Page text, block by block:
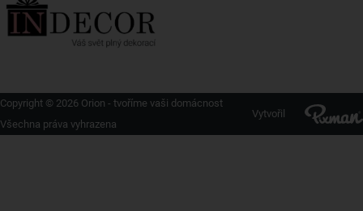
Copyright © 2026 Orion - tvoříme vaši domácnost
Všechna práva vyhrazena
Vytvořil